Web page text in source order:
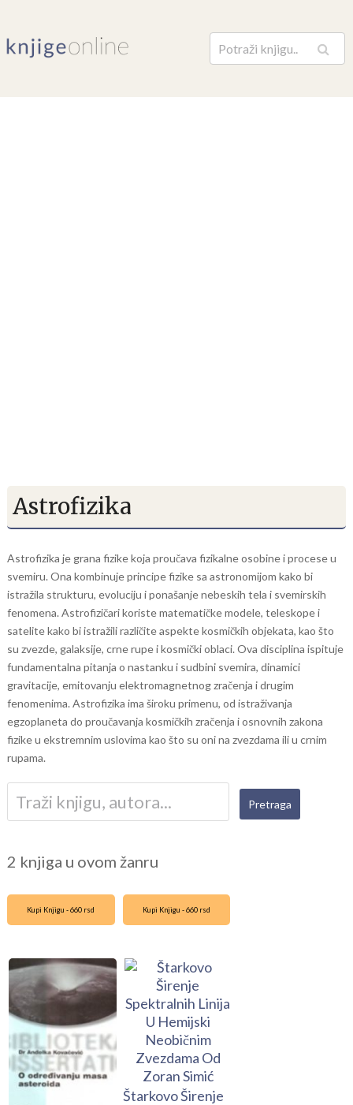
Pretraga
Astrofizika
Astrofizika je grana fizike koja proučava fizikalne osobine i procese u
svemiru. Ona kombinuje principe fizike sa astronomijom kako bi
istražila strukturu, evoluciju i ponašanje nebeskih tela i svemirskih
fenomena. Astrofizičari koriste matematičke modele, teleskope i
satelite kako bi istražili različite aspekte kosmičkih objekata, kao što
su zvezde, galaksije, crne rupe i kosmički oblaci. Ova disciplina ispituje
fundamentalna pitanja o nastanku i sudbini svemira, dinamici
gravitacije, emitovanju elektromagnetnog zračenja i drugim
fenomenima. Astrofizika ima široku primenu, od istraživanja
egzoplaneta do proučavanja kosmičkih zračenja i osnovnih zakona
fizike u ekstremnim uslovima kao što su oni na zvezdama ili u crnim
rupama.
2 knjiga u ovom žanru
Kupi Knjigu - 660 rsd Kupi Knjigu - 660 rsd
Štarkovo Širenje